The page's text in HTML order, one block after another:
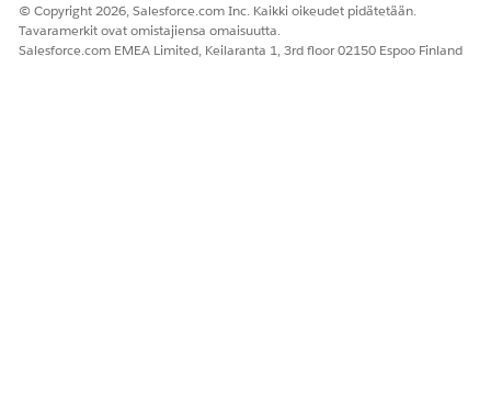
© Copyright 2026, Salesforce.com Inc. Kaikki oikeudet pidätetään.
Tavaramerkit ovat omistajiensa omaisuutta.
Salesforce.com EMEA Limited, Keilaranta 1, 3rd floor 02150 Espoo Finland